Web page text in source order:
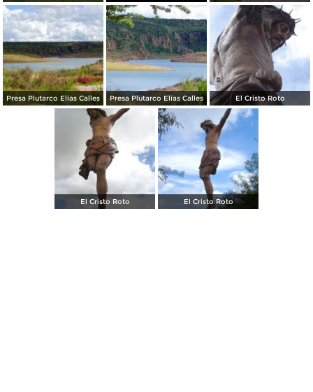
Presa Plutarco Elías Calles Presa Plutarco Elías Calles El Cristo Roto
El Cristo Roto El Cristo Roto